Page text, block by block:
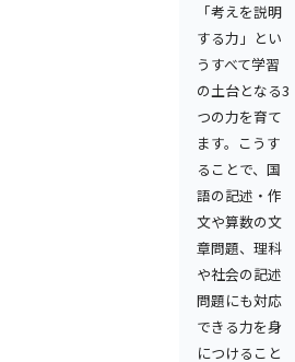
「考えを説明
する力」とい
うすべて学習
の土台となる3
つの力を育て
ます。こうす
ることで、国
語の記述・作
文や算数の文
章問題、理科
や社会の記述
問題にも対応
できる力を身
につけること